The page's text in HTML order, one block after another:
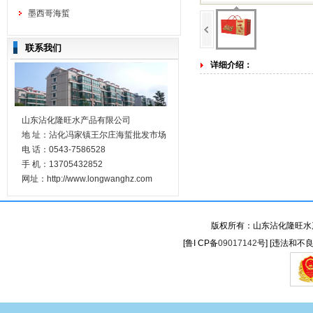
墨西哥海蜇
联系我们
山东沾化隆旺水产品有限公司
地 址：沾化冯家镇王尔庄海蜇批发市场
电 话：0543-7586528
手 机：13705432852
网址：http://www.longwanghz.com
详细介绍：
版权所有： 山东沾化隆旺
[鲁I CP备09017142号] [违法和不